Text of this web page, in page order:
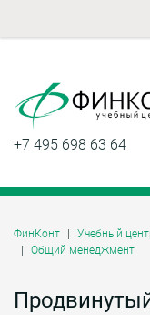
+7 495 698 63 64
ФинКонт Учебный
Общий менеджмент
Даю